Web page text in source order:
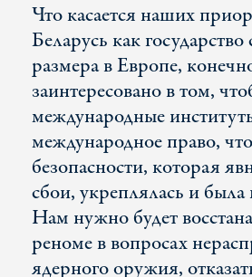
Что касается наших
Беларусь как государство
размера в Европе,
заинтересовано в том,
международные
международное право,
безопасности, которая
сбои, укреплялась и
Нам нужно будет
реноме в вопросах
ядерного оружия,